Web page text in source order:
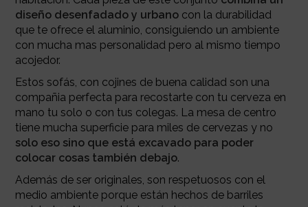
diseño desenfadado y urbanocon la durabilidad
que te ofrece el aluminio, consiguiendo un ambiente
con mucha mas personalidad pero al mismo tiempo
acojedor.
Estos sofás, con cojines de buena calidad son una
compañia perfecta para recostarte con tu cerveza en
mano tu solo o con tus colegas. La mesa de centro
tiene mucha superficie para miles de cervezas y no
solo eso sino que está excavado para poder
colocar cosas también debajo.
Además de ser originales, son respetuosos con el
medio ambiente porque están hechos de barriles